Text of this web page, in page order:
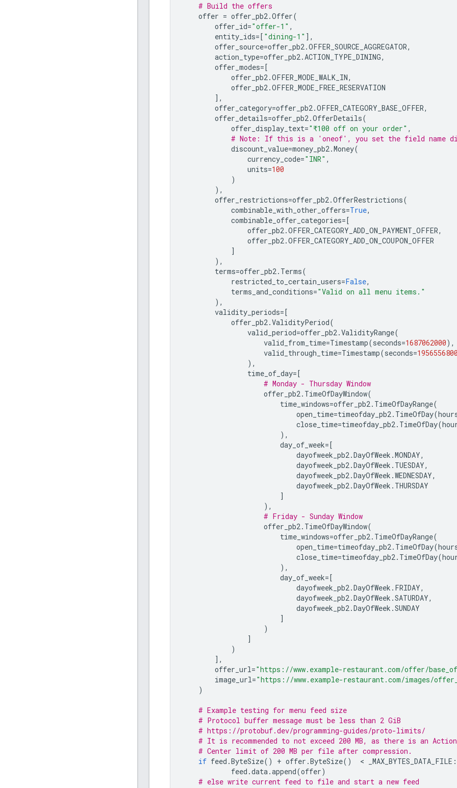
# Build the offers
offer = offer_pb2.Offer(
offer_id="offer-1" ,
entity_ids=[ "dining-1" ],
offer_source=offer_pb2.OFFER_SOURCE_AGGREGATOR,
action_type=offer_pb2.ACTION_TYPE_DINING,
offer_modes=[
offer_pb2.OFFER_MODE_WALK_IN,
offer_pb2.OFFER_MODE_FREE_RESERVATION
],
offer_category=offer_pb2.OFFER_CATEGORY_BASE_OFFER,
offer_details=offer_pb2.OfferDetails(
offer_display_text="₹100 off on your order" ,
# Note: If this is a 'oneof', you set the field name
discount_value=money_pb2.Money(
currency_code="INR" ,
units=100
)
),
offer_restrictions=offer_pb2.OfferRestrictions(
combinable_with_other_offers=True,
combinable_offer_categories=[
offer_pb2.OFFER_CATEGORY_ADD_ON_PAYMENT_OFFER,
offer_pb2.OFFER_CATEGORY_ADD_ON_COUPON_OFFER
]
),
terms=offer_pb2. Terms(
restricted_to_certain_users=False,
terms_and_conditions="Valid on all menu items."
),
validity_periods=[
offer_pb2.ValidityPeriod(
valid_period=offer_pb2.ValidityRange(
valid_from_time=Timestamp(seconds=1687062000),
valid_through_time=Timestamp(seconds=1956556800
),
time_of_day=[
# Monday - Thursday Window
offer_pb2. TimeOfDayWindow(
time_windows=offer_pb2. TimeOfDayRange(
open_time=timeofday_pb2. TimeOfDay(
close_time=timeofday_pb2. TimeOfDay(
),
day_of_week=[
dayofweek_pb2.DayOfWeek .MONDAY,
dayofweek_pb2.DayOfWeek . TUESDAY,
dayofweek_pb2.DayOfWeek .WEDNESDAY,
dayofweek_pb2.DayOfWeek . THURSDAY
]
),
# Friday - Sunday Window
offer_pb2. TimeOfDayWindow(
time_windows=offer_pb2. TimeOfDayRange(
open_time=timeofday_pb2. TimeOfDay(
close_time=timeofday_pb2. TimeOfDay(
),
day_of_week=[
dayofweek_pb2.DayOfWeek . FRIDAY,
dayofweek_pb2.DayOfWeek .SATURDAY,
dayofweek_pb2.DayOfWeek .SUNDAY
]
)
]
)
],
offer_url="https://www.example-restaurant.com/offer/
image_url="https://www.example-restaurant.com/images/
)
# Example testing for menu feed size
# Protocol buffer message must be less than 2 GiB
# https://protobuf.dev/programming-guides/proto-limits/
# It is recommended to not exceed 200 MB, as there is an
# Center limit of 200 MB per file after compression.
if feed .ByteSize() + offer .ByteSize()
  <
_MAX_BYTES_DATA_FILE :
feed .data.append(offer)
# else write current feed to file and start a new feed